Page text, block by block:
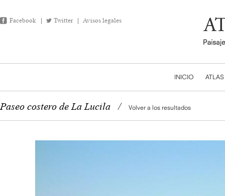
Facebook Twitter Avisos legales
INICIO ATLAS
Paseo costero de La Lucila / Volver a los resultados